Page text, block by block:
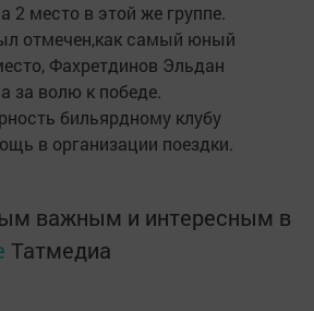
2 место в этой же группе.
отмечен,как самый юный
Фахретдинов Эльдан
за волю к победе.
бильярдному клубу
в организации поездки.
важным и интересным в
Татмедиа